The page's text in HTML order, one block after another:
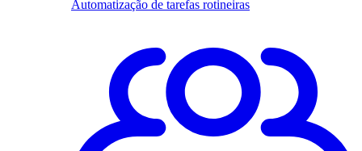
Automatização de tarefas rotineiras